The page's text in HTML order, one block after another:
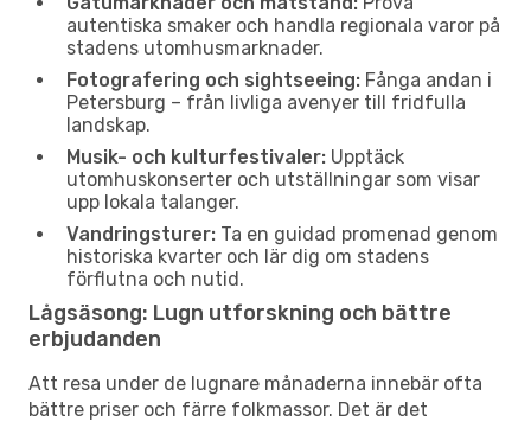
autentiska smaker och handla regionala varor på
stadens utomhusmarknader.
Fotografering och sightseeing: Fånga andan i
Petersburg – från livliga avenyer till fridfulla
landskap.
Musik- och kulturfestivaler: Upptäck
utomhuskonserter och utställningar som visar
upp lokala talanger.
Vandringsturer: Ta en guidad promenad genom
historiska kvarter och lär dig om stadens
förflutna och nutid.
Lågsäsong: Lugn utforskning och bättre
erbjudanden
Att resa under de lugnare månaderna innebär ofta
bättre priser och färre folkmassor. Det är det